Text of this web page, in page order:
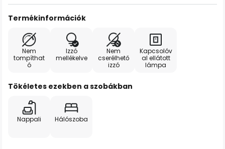
Termékinformációk
Nem
tompíthat
ó
Izzó
mellékelve
Nem
cserélhető
izzó
Kapcsolóv
al ellátott
lámpa
Tökéletes ezekben a szobákban
Nappali Hálószoba